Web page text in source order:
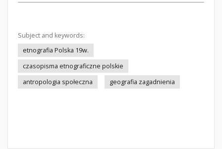
Subject and keywords:
etnografia Polska 19w.
czasopisma etnograficzne polskie
antropologia społeczna
geografia zagadnienia